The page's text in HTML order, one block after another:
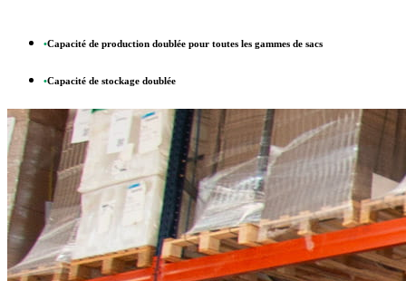
•Capacité de production doublée pour toutes les gammes de sacs
•Capacité de stockage doublée